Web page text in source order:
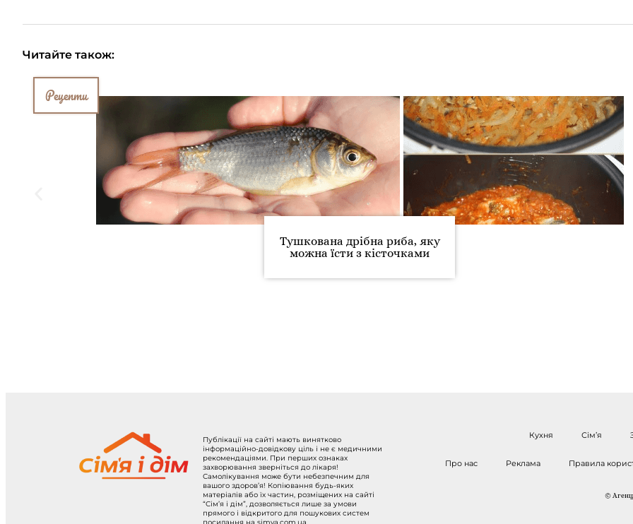
Читайте також:
Рецепти
Тушкована дрібна риба, яку
можна їсти з кісточками
Публікації на сайті мають винятково
інформаційно-довідкову ціль і не є медичними
рекомендаціями. При перших ознаках
захворювання зверніться до лікаря!
Самолікування може бути небезпечним для
вашого здоров’я! Копіювання будь-яких
матеріалів або їх частин, розміщених на сайті
“Сім’я і дім”, дозволяється лише за умови
прямого і відкритого для пошукових систем
Кухня Сім’я
Про нас Реклама Правила
©